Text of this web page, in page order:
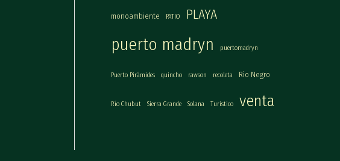
monoambiente PATIO PLAYA
puerto madryn puertomadryn
Puerto Pirámides quincho rawson recoleta Rio Negro
Río Chubut Sierra Grande Solana Turistico venta